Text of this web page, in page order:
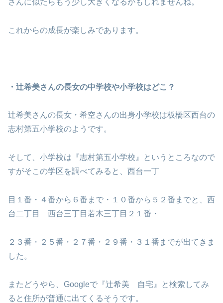
さんに似たらもう少し大きくなるかもしれませんね。
これからの成長が楽しみであります。
・辻希美さんの長女の中学校や小学校はどこ？
辻希美さんの長女・希空さんの出身小学校は板橋区西台の
志村第五小学校のようです。
そして、小学校は『志村第五小学校』というところなので
すがそこの学区を調べてみると、西台一丁
目１番・４番から６番まで・１０番から５２番までと、西
台二丁目 西台三丁目若木三丁目２１番・
２３番・２５番・２７番・２９番・３１番までが出てきま
した。
またどうやら、Googleで『辻希美 自宅』と検索してみ
ると住所が普通に出てくるそうです。